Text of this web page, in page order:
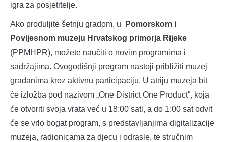
igra za posjetitelje.
Ako produljite šetnju gradom, u
Pomorskom i
Povijesnom muzeju Hrvatskog primorja Rijeke
(PPMHPR), možete naučiti o novim programima i
sadržajima. Ovogodišnji program nastoji približiti muzej
građanima kroz aktivnu participaciju. U atriju muzeja bit
će izložba pod nazivom „One District One Product“, koja
će otvoriti svoja vrata već u 18:00 sati, a do 1:00 sat odvit
će se vrlo bogat program, s predstavljanjima digitalizacije
muzeja, radionicama za djecu i odrasle, te stručnim